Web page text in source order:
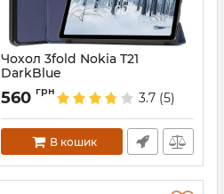
Чохол 3fold Nokia T21
DarkBlue
Артикул:6870
560 грн 3.7 (5)
В кошик